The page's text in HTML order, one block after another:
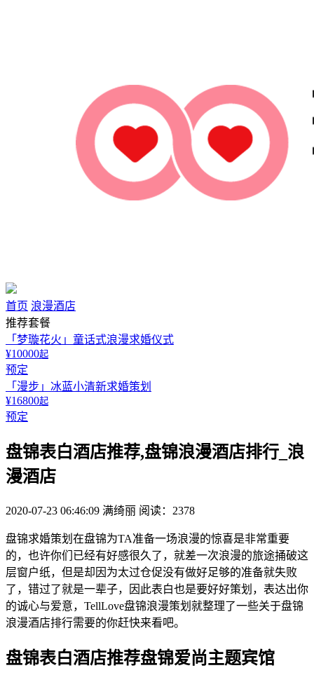
首页 浪漫酒店
推荐套餐
「梦璇花火」童话式浪漫求婚仪式
¥10000起
预定
「漫步」冰蓝小清新求婚策划
¥16800起
预定
盘锦表白酒店推荐,盘锦浪漫酒店排行_浪
漫酒店
2020-07-23 06:46:09 满绮丽 阅读：2378
盘锦求婚策划在盘锦为TA准备一场浪漫的惊喜是非常重要
的，也许你们已经有好感很久了，就差一次浪漫的旅途捅破这
层窗户纸，但是却因为太过仓促没有做好足够的准备就失败
了，错过了就是一辈子，因此表白也是要好好策划，表达出你
的诚心与爱意，TellLove盘锦浪漫策划就整理了一些关于盘锦
浪漫酒店排行需要的你赶快来看吧。
盘锦表白酒店推荐盘锦爱尚主题宾馆